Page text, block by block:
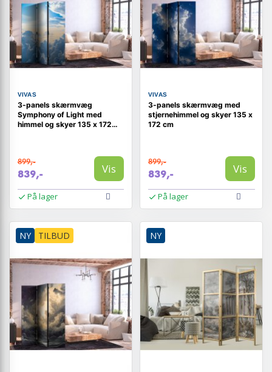
VIVAS
3-panels skærmvæg
Symphony of Light med
himmel og skyer 135 x 172
899,-
839,- Vis
På lager
VIVAS
3-panels skærmvæg med
stjernehimmel og skyer 135 x
172 cm
899,-
839,- Vis
På lager
NY TILBUD NY